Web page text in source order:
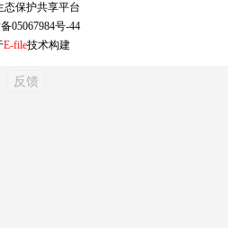
态保护共享平台
05067984号-44
E-file技术构建
反馈